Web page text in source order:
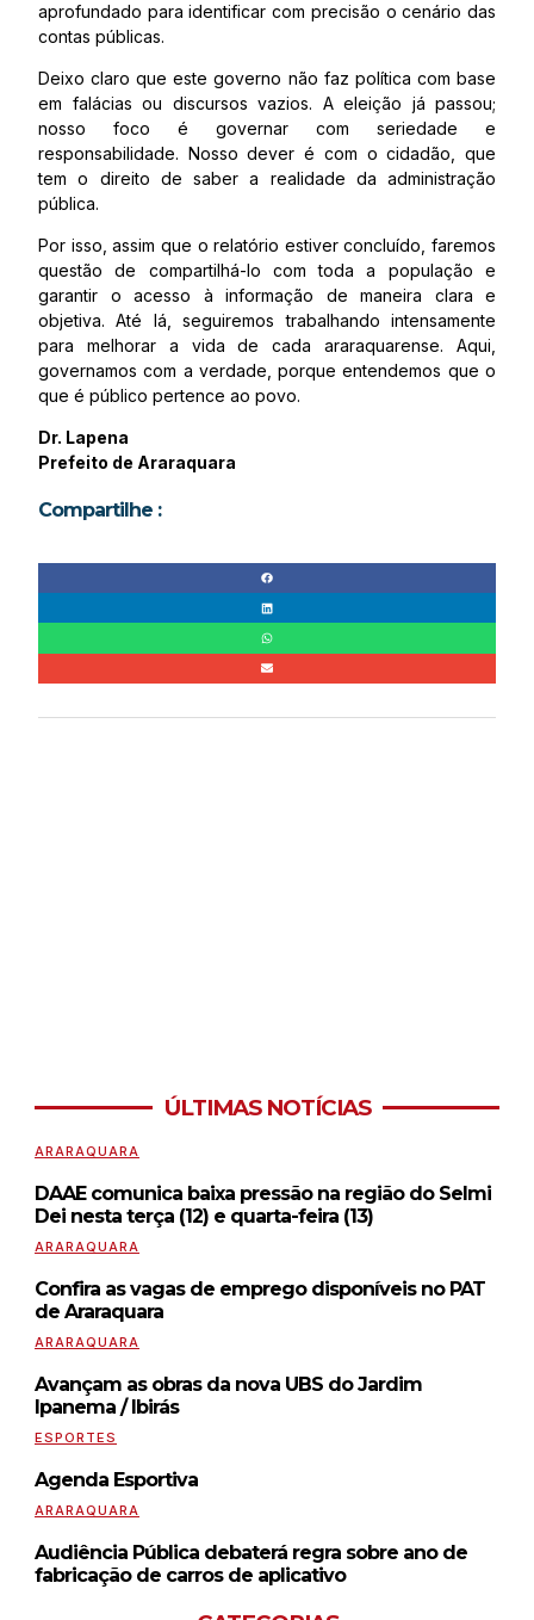
aprofundado para identificar com precisão o cenário das
contas públicas.
Deixo claro que este governo não faz política com base
em falácias ou discursos vazios. A eleição já passou;
nosso foco é governar com seriedade e
responsabilidade. Nosso dever é com o cidadão, que
tem o direito de saber a realidade da administração
pública.
Por isso, assim que o relatório estiver concluído, faremos
questão de compartilhá-lo com toda a população e
garantir o acesso à informação de maneira clara e
objetiva. Até lá, seguiremos trabalhando intensamente
para melhorar a vida de cada araraquarense. Aqui,
governamos com a verdade, porque entendemos que o
que é público pertence ao povo.
Dr. Lapena
Prefeito de Araraquara
Compartilhe :
ÚLTIMAS NOTÍCIAS
ARARAQUARA
DAAE comunica baixa pressão na região do Selmi
Dei nesta terça (12) e quarta-feira (13)
ARARAQUARA
Confira as vagas de emprego disponíveis no PAT
de Araraquara
ARARAQUARA
Avançam as obras da nova UBS do Jardim
Ipanema / Ibirás
ESPORTES
Agenda Esportiva
ARARAQUARA
Audiência Pública debaterá regra sobre ano de
fabricação de carros de aplicativo